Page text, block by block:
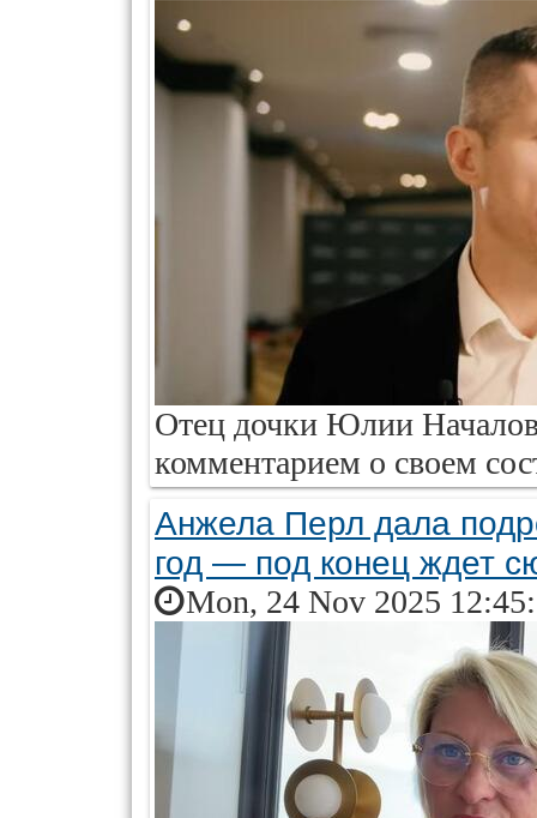
Отец дочки Юлии
комментарием о своем
Анжела Перл дала
год — под конец ждет
Mon, 24 Nov 2025